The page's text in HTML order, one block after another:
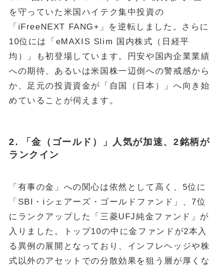
を守っていた米国ハイテク集中投資の
「iFreeNEXT FANG+」を逆転しました。さらに
10位には「eMAXIS Slim 国内株式（日経平
均）」も初登場しています。円安や国内企業業績
への期待、あるいは米国株一辺倒への警戒感から
か、足元の投資資金が「自国（日本）」へ向き始
めていることが伺えます。
2. 「金（ゴールド）」人気が加速、2銘柄が
ランクイン
「有事の金」への関心は依然として高く、5位に
「SBI・iシェアーズ・ゴールドファンド」、7位
にランクアップした「三菱UFJ純金ファンド」が
入りました。トップ10の中に金ファンドが2本入
る異例の展開となっており、インフレヘッジや株
式以外のアセットでの分散効果を狙う層が厚くな